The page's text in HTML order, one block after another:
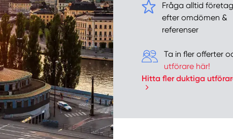
Fråga alltid
efter omdömen &
referenser
Ta in fler offerter
utförare här!
Hitta fler duktiga